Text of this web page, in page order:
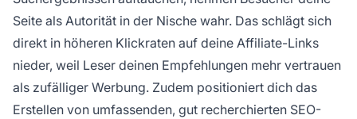
Seite als Autorität in der Nische wahr. Das schlägt sich
direkt in höheren Klickraten auf deine Affiliate-Links
nieder, weil Leser deinen Empfehlungen mehr vertrauen
als zufälliger Werbung. Zudem positioniert dich das
Erstellen von umfassenden, gut recherchierten SEO-